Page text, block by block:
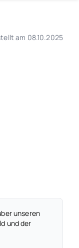
am 08.10.2025
unseren
und der